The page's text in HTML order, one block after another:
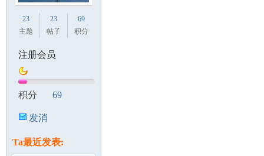
23
主题
23
帖子
69
积分
注册会员
积分 69
发消
Ta最近发表: